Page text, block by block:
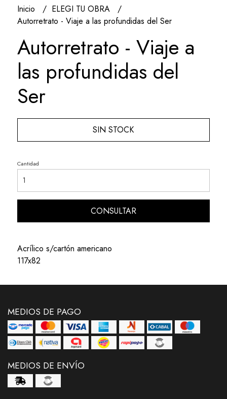
Inicio
ELEGI TU OBRA
Autorretrato - Viaje a las profundidas del Ser
Autorretrato - Viaje a
las profundidas del
Ser
SIN STOCK
Cantidad
CONSULTAR
Acrílico s/cartón americano
117x82
MEDIOS DE PAGO
MEDIOS DE ENVÍO